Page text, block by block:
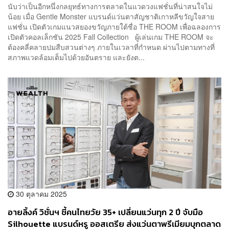
นับว่าเป็นอีกหนึ่งกลยุทธ์ทางการตลาดในแวดวงแฟชั่นที่น่าสนใจไม่
น้อย เมื่อ Gentle Monster แบรนด์แว่นตาสัญชาติเกาหลีขวัญใจสาย
แฟชั่น เปิดตัวเกมแนวสยองขวัญภายใต้ชื่อ THE ROOM เพื่อฉลองการ
เปิดตัวคอลเล็กชัน 2025 Fall Collection ผู้เล่นเกม THE ROOM จะ
ต้องคลี่คลายปมสืบสวนต่างๆ ภายในเวลาที่กำหนด ผ่านไปตามทางที่
สภาพแวดล้อมเต็มไปด้วยอันตราย และยังต...
30 ตุลาคม 2025
อายลิ้งค์ วิชั่นฯ ชี้คนไทยวัย 35+ เปลี่ยนแว่นทุก 2 ปี จับมือ
Silhouette แบรนด์หรู ออสเตรีย ส่งแว่นตาพรีเมียมบุกตลาด